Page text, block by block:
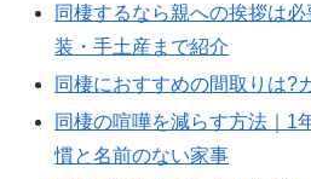
同棲するなら親への挨拶は
装・手土産まで紹介
同棲におすすめの間取りは?
同棲の喧嘩を減らす方法｜1
慣と名前のない家事